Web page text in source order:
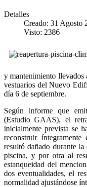
Detalles
Creado: 31 Agosto
Visto: 2386
y mantenimiento llevados
vestuarios del Nuevo
día 6 de septiembre.
Según informe que
(Estudio GAAS), el
inicialmente prevista se
reconstruir
resultó dañado durante
piscina, y por otra al
estanqueidad del
dos eventualidades, el
normalidad ajustándose